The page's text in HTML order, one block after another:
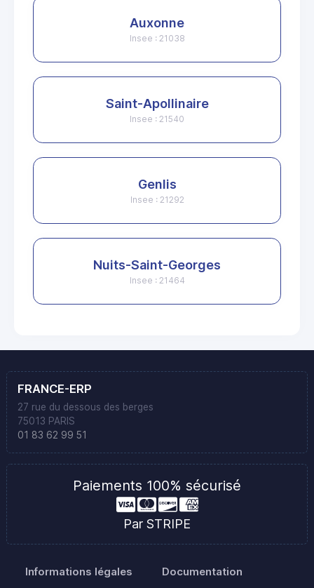
Auxonne
Insee : 21038
Saint-Apollinaire
Insee : 21540
Genlis
Insee : 21292
Nuits-Saint-Georges
Insee : 21464
FRANCE-ERP
27 rue du dessous des berges
75013 PARIS
01 83 62 99 51
Paiements 100% sécurisé
Par STRIPE
Informations légales Documentation